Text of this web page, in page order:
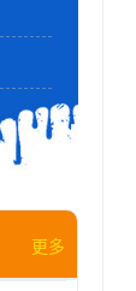
更多